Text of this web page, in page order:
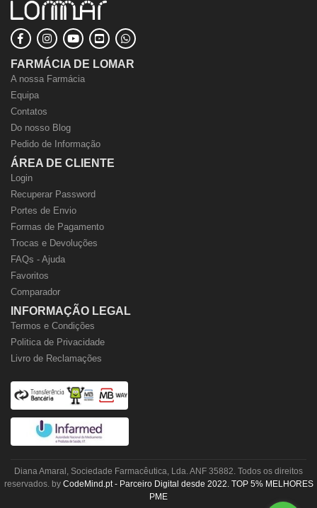
FARMÁCIA DE LOMAR
A nossa Farmácia
Equipa
Contatos
Do nosso Blog
Pedido de Informação
ÁREA DE CLIENTE
Login
Recuperar Password
Portes de Envio
Formas de Pagamento
Trocas e Devoluções
FAQs - Ajuda
Favoritos
Comparador
INFORMAÇÃO LEGAL
Termos e Condições
Politica de Privacidade
Livro de Reclamações
Diana Amaral, Sociedade Farmacêutica, Lda. ANF 35882. Todos os direitos
reservados. by CodeMind.pt - Parceiro Digital desde 2022. TOP 5% MELHORES
PME